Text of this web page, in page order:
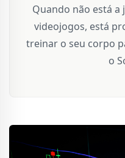
Quando não está
videojogos, está
treinar o seu corpo
o